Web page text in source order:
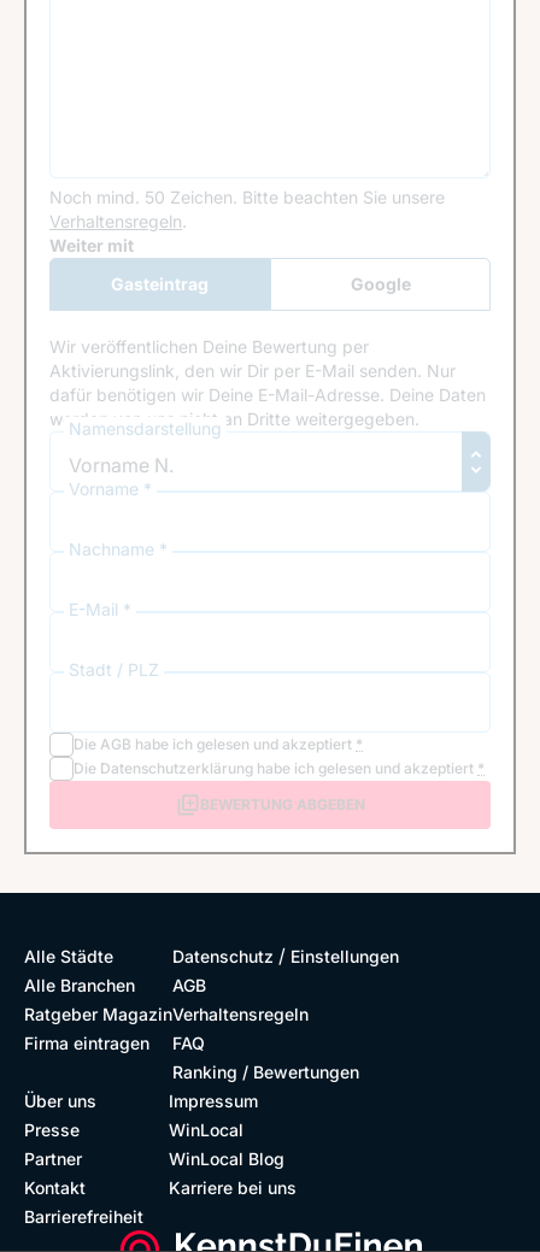
Noch mind. 50 Zeichen. Bitte beachten Sie unsere
Verhaltensregeln.
Google Recaptcha
Weiter mit
Gasteintrag
Google
Anmeldung
Wir veröffentlichen Deine Bewertung per
Aktivierungslink, den wir Dir per E-Mail senden. Nur
dafür benötigen wir Deine E-Mail-Adresse. Deine Daten
werden von uns nicht an Dritte weitergegeben.
Namensdarstellung
Vorname *
Nachname *
E-Mail *
Stadt / PLZ
Die AGB habe ich gelesen und akzeptiert *
Die Datenschutzerklärung habe ich gelesen und akzeptiert *
BEWERTUNG ABGEBEN
Alle Städte
Alle Branchen
Ratgeber Magazin
Firma eintragen
Datenschutz / Einstellungen
AGB
Verhaltensregeln
FAQ
Ranking / Bewertungen
Über uns
Presse
Partner
Kontakt
Barrierefreiheit
Impressum
WinLocal
WinLocal Blog
Karriere bei uns